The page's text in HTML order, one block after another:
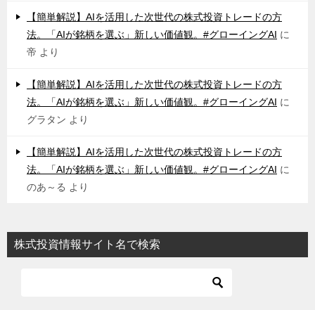
【簡単解説】AIを活用した次世代の株式投資トレードの方
法。「AIが銘柄を選ぶ」新しい価値観。#グローイングAI に
帝 より
【簡単解説】AIを活用した次世代の株式投資トレードの方
法。「AIが銘柄を選ぶ」新しい価値観。#グローイングAI に
グラタン より
【簡単解説】AIを活用した次世代の株式投資トレードの方
法。「AIが銘柄を選ぶ」新しい価値観。#グローイングAI に
のあ～る より
株式投資情報サイト名で検索